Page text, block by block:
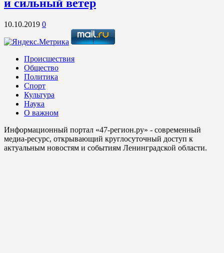
и сильный ветер
10.10.2019 0
Происшествия
Общество
Политика
Спорт
Культура
Наука
О важном
Информационный портал «47-регион.ру» - современный
медиа-ресурс, открывающий круглосуточный доступ к
актуальным новостям и событиям Ленинградской области.